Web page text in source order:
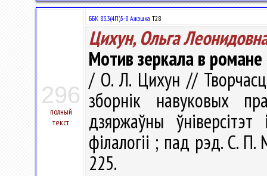
296
полный
текст
ББК 83.3(4П)5-8 Ажэшка Т28
Цихун, Ольга
Мотив зеркала в
/ О. Л. Цихун //
зборнiк навуковых
дзяржаўны
філалогіі ; пад рэд. С.
225.